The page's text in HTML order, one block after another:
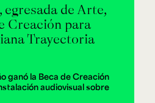
de Arte,
Creación para
Trayectoria
ganó la Beca de Creación
audiovisual sobre